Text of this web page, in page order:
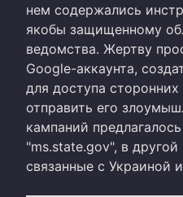
нем содержались
якобы защищенному
ведомства. Жертву
Google-аккаунта,
для доступа
отправить его
кампаний
"ms.state.gov", в
связанные с Украиной